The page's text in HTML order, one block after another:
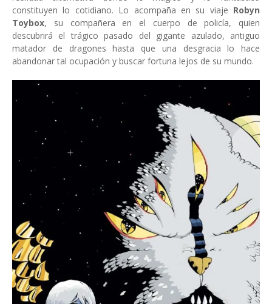
constituyen lo cotidiano. Lo acompaña en su viaje Robyn
Toybox, su compañera en el cuerpo de policía, quien
descubrirá el trágico pasado del gigante azulado, antiguo
matador de dragones hasta que una desgracia lo hace
abandonar tal ocupación y buscar fortuna lejos de su mundo.